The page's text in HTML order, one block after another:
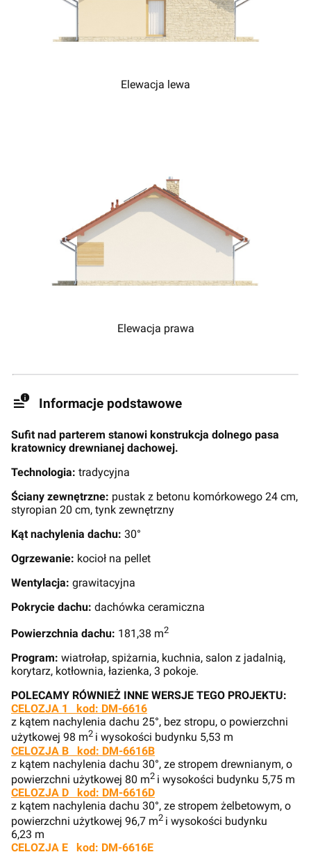
Elewacja lewa
Elewacja prawa
Informacje podstawowe
Sufit nad parterem stanowi konstrukcja dolnego pasa
kratownicy drewnianej dachowej.
Technologia: tradycyjna
Ściany zewnętrzne: pustak z betonu komórkowego 24 cm,
styropian 20 cm, tynk zewnętrzny
Kąt nachylenia dachu: 30°
Ogrzewanie: kocioł na pellet
Wentylacja: grawitacyjna
Pokrycie dachu: dachówka ceramiczna
Powierzchnia dachu: 181,38 m2
Program: wiatrołap, spiżarnia, kuchnia, salon z jadalnią,
korytarz, kotłownia, łazienka, 3 pokoje.
POLECAMY RÓWNIEŻ INNE WERSJE TEGO PROJEKTU:
CELOZJA 1 kod: DM-6616
z kątem nachylenia dachu 25°, bez stropu, o powierzchni
użytkowej 98 m2 i wysokości budynku 5,53 m
CELOZJA B kod: DM-6616B
z kątem nachylenia dachu 30°, ze stropem drewnianym, o
powierzchni użytkowej 80 m2 i wysokości budynku 5,75 m
CELOZJA D kod: DM-6616D
z kątem nachylenia dachu 30°, ze stropem żelbetowym, o
powierzchni użytkowej 96,7 m2 i wysokości budynku
6,23 m
CELOZJA E kod: DM-6616E